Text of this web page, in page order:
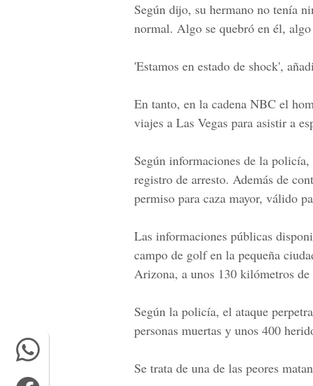
Según dijo, su hermano no tenía
normal. Algo se quebró en él,
'Estamos en estado de shock',
En tanto, en la cadena NBC el
viajes a Las Vegas para asistir a
Según informaciones de la
registro de arresto. Además de
permiso para caza mayor, válido
Las informaciones públicas
campo de golf en la pequeña
Arizona, a unos 130 kilómetros de
Según la policía, el ataque
personas muertas y unos 400
Se trata de una de las peores